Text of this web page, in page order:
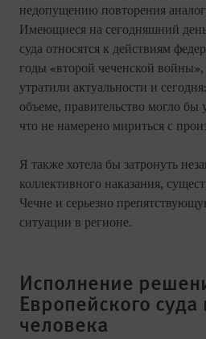
недопущению повторения
Имеющиеся на сегодняшний
суда относятся к действиям
годы «второй чеченской
утратили актуальности и
объеме, правительство могло бы
что не намерено мириться с
Я также хотела бы затронуть
коллективного наказания,
Чечне и серьезно
ситуации в регионе.
Исполнение
Европейского
человека